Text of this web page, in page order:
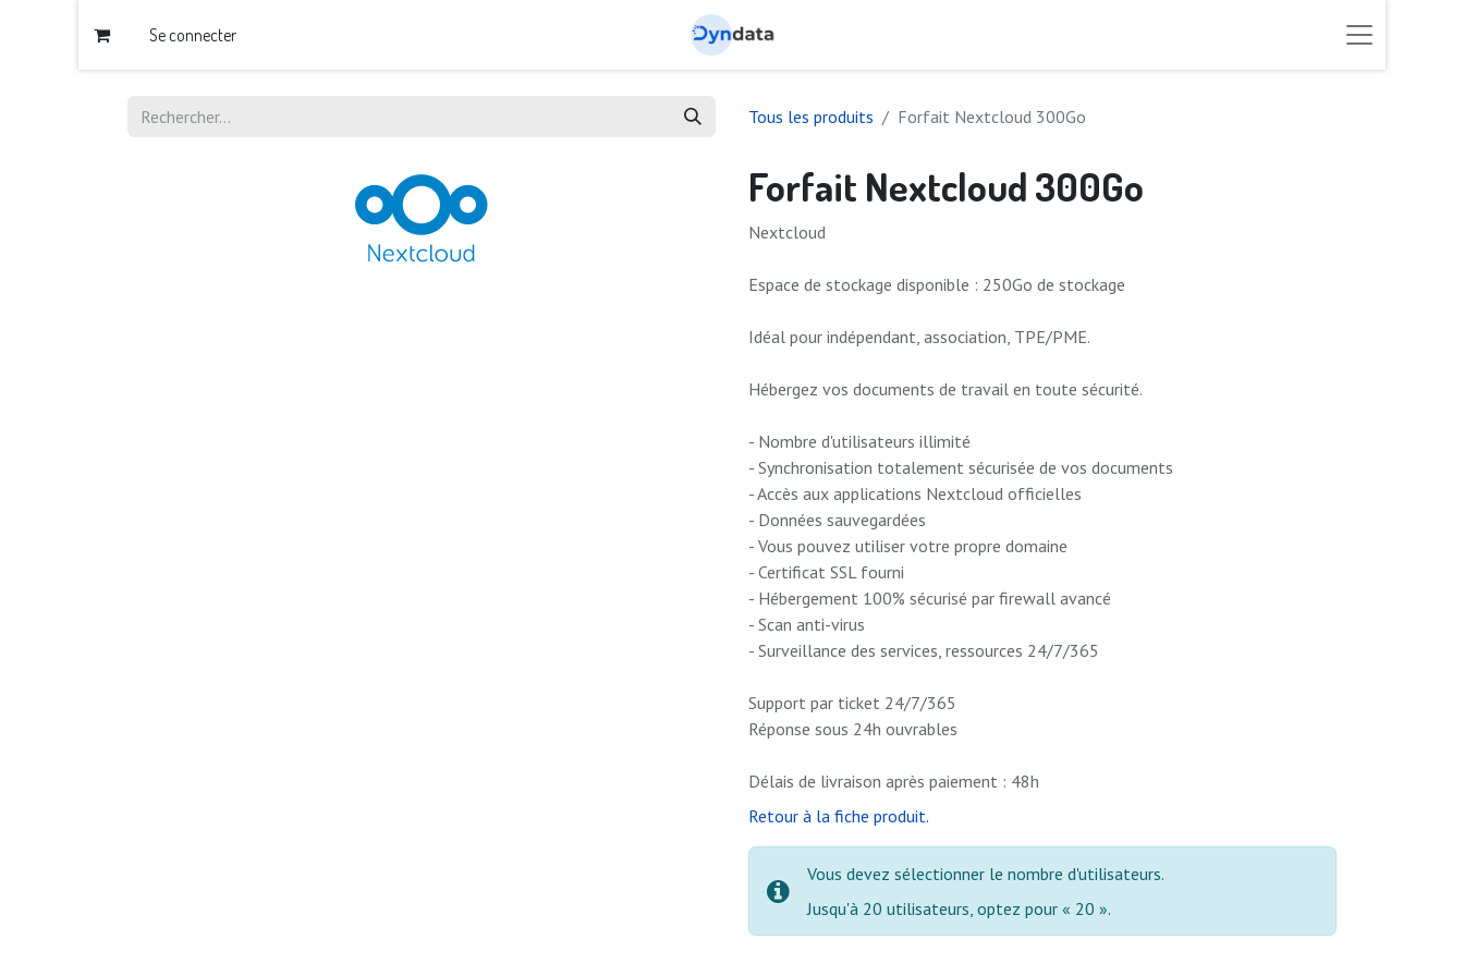
Se connecter
Tous les produits Forfait Nextcloud 300Go
Forfait Nextcloud 300Go
Nextcloud
Espace de stockage disponible : 250Go de stockage
Idéal pour indépendant, association, TPE/PME.
Hébergez vos documents de travail en toute sécurité.
- Nombre d'utilisateurs illimité
- Synchronisation totalement sécurisée de vos documents
- Accès aux applications Nextcloud officielles
- Données sauvegardées
- Vous pouvez utiliser votre propre domaine
- Certificat SSL fourni
- Hébergement 100% sécurisé par firewall avancé
- Scan anti-virus
- Surveillance des services, ressources 24/7/365
Support par ticket 24/7/365
Réponse sous 24h ouvrables
Délais de livraison après paiement : 48h
Retour à la fiche produit.
Vous devez sélectionner le nombre d'utilisateurs.
Jusqu'à 20 utilisateurs, optez pour « 20 ».